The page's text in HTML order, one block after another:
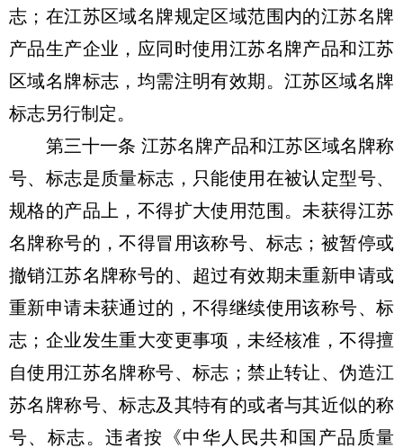
志；在江苏区域名牌规定区域范围内的江苏名牌
产品生产企业，应同时使用江苏名牌产品和江苏
区域名牌标志，均需注明有效期。江苏区域名牌
标志另行制定。
第三十一条 江苏名牌产品和江苏区域名牌称
号、标志是质量标志，只能使用在被认定型号、
规格的产品上，不得扩大使用范围。未获得江苏
名牌称号的，不得冒用该称号、标志；被暂停或
撤销江苏名牌称号的、超过有效期未重新申请或
重新申请未获通过的，不得继续使用该称号、标
志；企业发生重大变更事项，未经核准，不得擅
自使用江苏名牌称号、标志；禁止转让、伪造江
苏名牌称号、标志及其特有的或者与其近似的称
号、标志。违者按《中华人民共和国产品质量